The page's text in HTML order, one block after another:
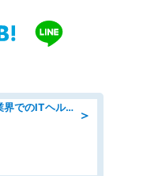
＞
ヘルプデスク/外資系保険業界でのITヘルプデスク業務/駅近/即日勤務可/ヘルプデスク